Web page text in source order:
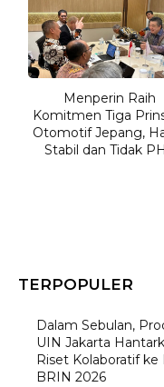
Menperin Raih
Komitmen Tiga
Otomotif Jepang,
Stabil dan Tidak
TERPOPULER
Dalam Sebulan,
UIN Jakarta
Riset Kolaboratif ke
BRIN 2026